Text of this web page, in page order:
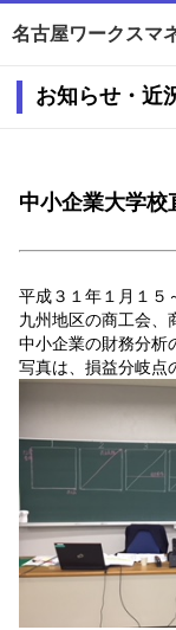
名古屋ワークスマ
お知らせ・近
中小企業大学校
平成３１年１月１５
九州地区の商工会、
中小企業の財務分析
写真は、損益分岐点